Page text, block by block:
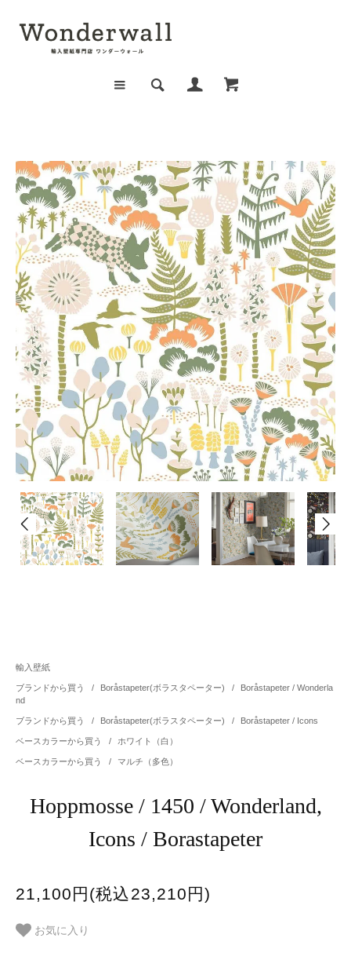
輸入壁紙
ブランドから買う / Boråstapeter(ボラスタペーター) /
Boråstapeter / Wonderla
nd
ブランドから買う / Boråstapeter(ボラスタペーター) / Boråstapeter / Icons
ベースカラーから買う / ホワイト（白）
ベースカラーから買う / マルチ（多色）
Hoppmosse / 1450 / Wonderland,
Icons / Borastapeter
21,100円(税込23,210円)
お気に入り